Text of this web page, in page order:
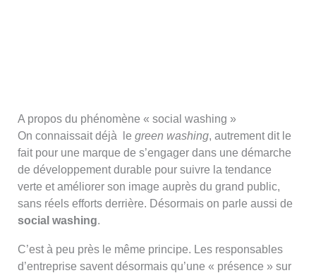
A propos du phénomène « social washing »
On connaissait déjà legreen washing, autrement dit le
fait pour une marque de s’engager dans une démarche
de développement durable pour suivre la tendance
verte et améliorer son image auprès du grand public,
sans réels efforts derrière. Désormais on parle aussi de
social washing.
C’est à peu près le même principe. Les responsables
d’entreprise savent désormais qu’une « présence » sur